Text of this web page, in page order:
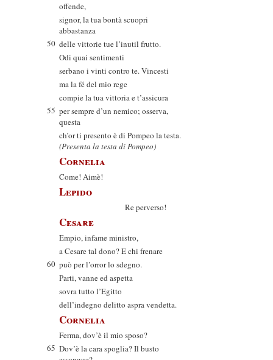
offende,
signor, la tua bontà scuopri
abbastanza
50 delle vittorie tue l’inutil frutto.
Odi quai sentimenti
serbano i vinti contro te. Vincesti
ma la fé del mio rege
compie la tua vittoria e t’assicura
55 per sempre d’un nemico; osserva,
questa
ch’or ti presento è di Pompeo la testa.
(Presenta la testa di Pompeo)
Cornelia
Come! Aimè!
Lepido
Re perverso!
Cesare
Empio, infame ministro,
a Cesare tal dono? E chi frenare
60 può per l’orror lo sdegno.
Parti, vanne ed aspetta
sovra tutto l’Egitto
dell’indegno delitto aspra vendetta.
Cornelia
Ferma, dov’è il mio sposo?
65 Dov’è la cara spoglia? Il busto